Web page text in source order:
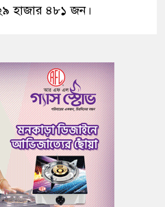
হাজার ৪৮১ জন।